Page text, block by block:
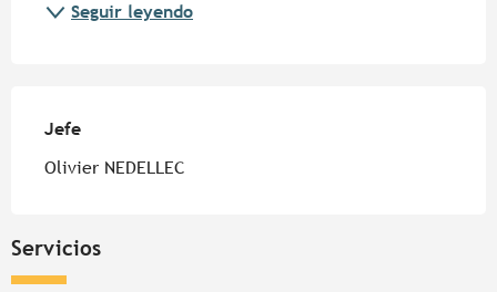
Seguir leyendo
Jefe
Jefe
Olivier NEDELLEC
Servicios